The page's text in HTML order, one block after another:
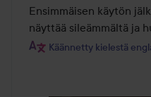
/
5
Ensimmäisen käytön
näyttää sileämmältä ja
Käännetty kielestä